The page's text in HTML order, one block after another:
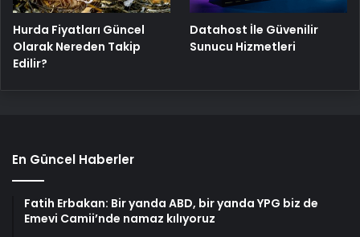
Hurda Fiyatları Güncel
Olarak Nereden Takip
Edilir?
Datahost İle Güvenilir
Sunucu Hizmetleri
En Güncel Haberler
Fatih Erbakan: Bir yanda ABD, bir yanda YPG biz de
Emevi Camii’nde namaz kılıyoruz